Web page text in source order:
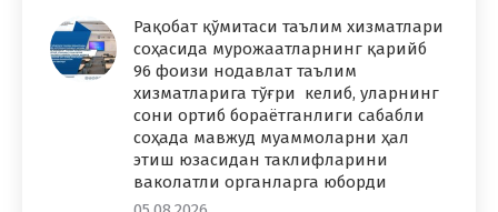
Рақобат қўмитаси таълим хизматлари
соҳасида мурожаатларнинг қарийб
96 фоизи нодавлат таълим
хизматларига тўғри келиб, уларнинг
сони ортиб бораётганлиги сабабли
соҳада мавжуд муаммоларни ҳал
этиш юзасидан таклифларини
ваколатли органларга юборди